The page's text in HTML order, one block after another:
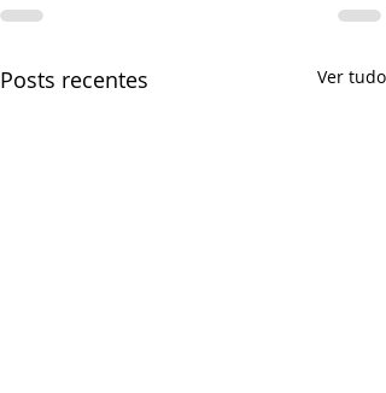
Posts recentes Ver tudo